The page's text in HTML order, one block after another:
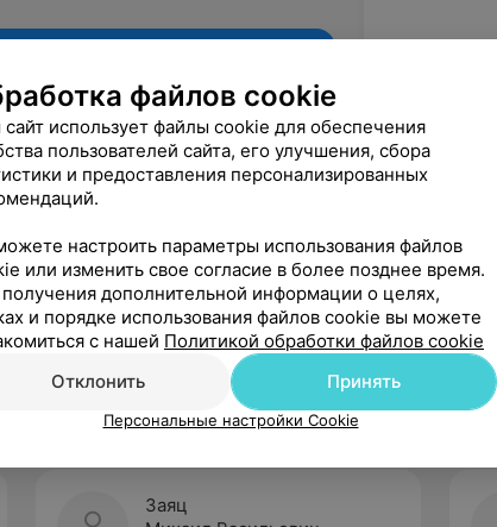
Рекомендую
Заяц
файлов cookie
использует файлы cookie для обеспечения
пользователей сайта, его улучшения, сбора
и предоставления персонализированных
настроить параметры использования файлов
или изменить свое согласие в более позднее время.
дополнительной информации о целях,
и порядке использования файлов cookie вы можете
с нашей Политикой обработки файлов cookie
Отклонить
Принять
Персональные настройки Cookie